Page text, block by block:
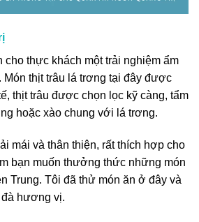
cho thực khách một trải nghiệm ẩm
Món thịt trâu lá trơng tại đây được
thịt trâu được chọn lọc kỹ càng, tẩm
hoặc xào chung với lá trơng.
mái và thân thiện, rất thích hợp cho
bạn muốn thưởng thức những món
Trung. Tôi đã thử món ăn ở đây và
hương vị.